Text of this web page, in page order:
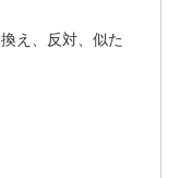
え、反対、似た